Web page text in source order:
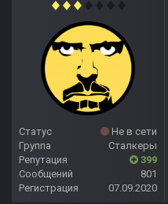
Статус
Не в сети
Группа
Сталкеры
Репутация
399
Сообщений
801
Регистрация
07.09.2020